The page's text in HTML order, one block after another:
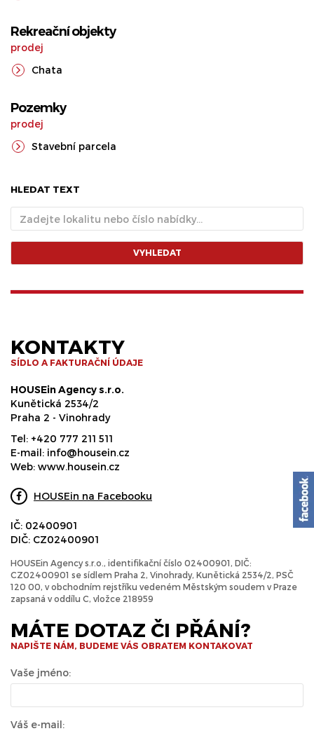
Rekreační objekty
prodej
Chata
Pozemky
prodej
Stavební parcela
HLEDAT TEXT
VYHLEDAT
KONTAKTY
SÍDLO A FAKTURAČNÍ ÚDAJE
HOUSEin Agency s.r.o.
Kunětická 2534/2
Praha 2 - Vinohrady
Tel: +420 777 211 511
E-mail: info@housein.cz
Web: www.housein.cz
HOUSEin na Facebooku
IČ: 02400901
DIČ: CZ02400901
HOUSEin Agency s.r.o., identifikační číslo 02400901, DIČ:
CZ02400901 se sídlem Praha 2, Vinohrady, Kunětická 2534/2, PSČ
120 00, v obchodním rejstříku vedeném Městským soudem v Praze
zapsaná v oddílu C, vložce 218959
MÁTE DOTAZ ČI PŘÁNÍ?
NAPIŠTE NÁM, BUDEME VÁS OBRATEM KONTAKOVAT
Vaše jméno:
Váš e-mail: